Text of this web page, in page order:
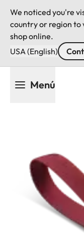
We noticed you're
country or region to
shop online.
USA (English)
Menú